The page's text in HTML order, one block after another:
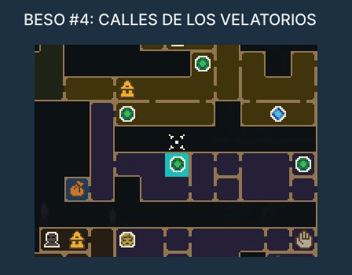
BESO #4: CALLES DE LOS VELATORIOS